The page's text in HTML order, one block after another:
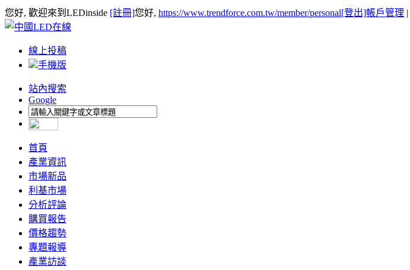
您好, 歡迎來到LEDinside [註冊]您好, https://www.trendforce.com.tw/member/personal[登出]帳戶管理 |
線上投稿
手機版
站內搜索
Google
首頁
產業資訊
市場新品
利基市場
分析評論
購買報告
價格趨勢
專題報導
產業訪談